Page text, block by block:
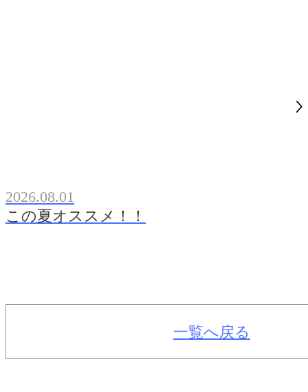
2026.08.01
この夏オススメ！！
一覧へ戻る